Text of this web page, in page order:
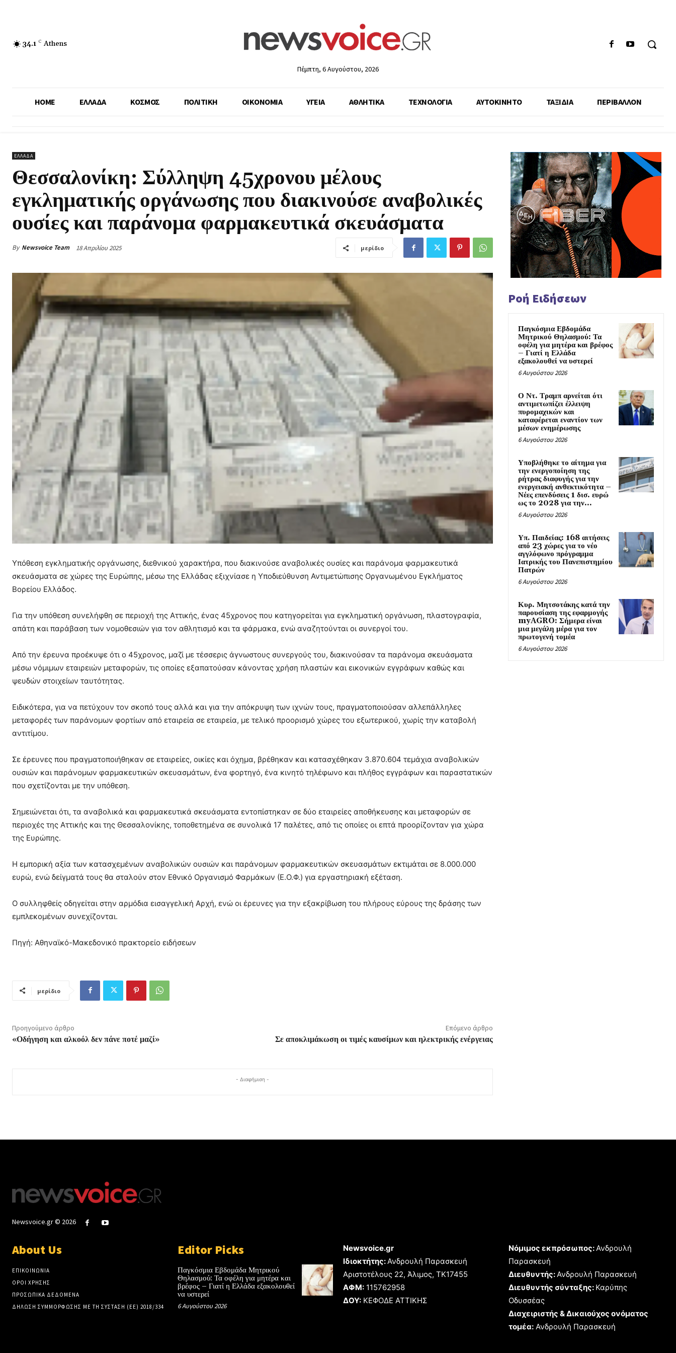
34.1 C Athens
Πέμπτη, 6 Αυγούστου, 2026
HOME ΕΛΛΑΔΑ ΚΟΣΜΟΣ ΠΟΛΙΤΙΚΗ ΟΙΚΟΝΟΜΙΑ ΥΓΕΙΑ ΑΘΛΗΤΙΚΑ ΤΕΧΝΟΛΟΓΙΑ ΑΥΤΟΚΙΝΗΤΟ ΤΑΞΙΔΙΑ ΠΕΡΙΒΑΛΛΟΝ
ΕΛΛΑΔΑ
Θεσσαλονίκη: Σύλληψη 45χρονου μέλους
εγκληματικής οργάνωσης που διακινούσε αναβολικές
ουσίες και παράνομα φαρμακευτικά σκευάσματα
By Newsvoice Team 18 Απριλίου 2025 μερίδιο
Υπόθεση εγκληματικής οργάνωσης, διεθνικού χαρακτήρα, που διακινούσε αναβολικές ουσίες και παράνομα φαρμακευτικά
σκευάσματα σε χώρες της Ευρώπης, μέσω της Ελλάδας εξιχνίασε η Υποδιεύθυνση Αντιμετώπισης Οργανωμένου Εγκλήματος
Βορείου Ελλάδος.
Για την υπόθεση συνελήφθη σε περιοχή της Αττικής, ένας 45χρονος που κατηγορείται για εγκληματική οργάνωση, πλαστογραφία,
απάτη και παράβαση των νομοθεσιών για τον αθλητισμό και τα φάρμακα, ενώ αναζητούνται οι συνεργοί του.
Από την έρευνα προέκυψε ότι ο 45χρονος, μαζί με τέσσερις άγνωστους συνεργούς του, διακινούσαν τα παράνομα σκευάσματα
μέσω νόμιμων εταιρειών μεταφορών, τις οποίες εξαπατούσαν κάνοντας χρήση πλαστών και εικονικών εγγράφων καθώς και
ψευδών στοιχείων ταυτότητας.
Ειδικότερα, για να πετύχουν τον σκοπό τους αλλά και για την απόκρυψη των ιχνών τους, πραγματοποιούσαν αλλεπάλληλες
μεταφορές των παράνομων φορτίων από εταιρεία σε εταιρεία, με τελικό προορισμό χώρες του εξωτερικού, χωρίς την καταβολή
αντιτίμου.
Σε έρευνες που πραγματοποιήθηκαν σε εταιρείες, οικίες και όχημα, βρέθηκαν και κατασχέθηκαν 3.870.604 τεμάχια αναβολικών
ουσιών και παράνομων φαρμακευτικών σκευασμάτων, ένα φορτηγό, ένα κινητό τηλέφωνο και πλήθος εγγράφων και παραστατικών
που σχετίζονται με την υπόθεση.
Σημειώνεται ότι, τα αναβολικά και φαρμακευτικά σκευάσματα εντοπίστηκαν σε δύο εταιρείες αποθήκευσης και μεταφορών σε
περιοχές της Αττικής και της Θεσσαλονίκης, τοποθετημένα σε συνολικά 17 παλέτες, από τις οποίες οι επτά προορίζονταν για χώρα
της Ευρώπης.
Η εμπορική αξία των κατασχεμένων αναβολικών ουσιών και παράνομων φαρμακευτικών σκευασμάτων εκτιμάται σε 8.000.000
ευρώ, ενώ δείγματά τους θα σταλούν στον Εθνικό Οργανισμό Φαρμάκων (Ε.Ο.Φ.) για εργαστηριακή εξέταση.
Ο συλληφθείς οδηγείται στην αρμόδια εισαγγελική Αρχή, ενώ οι έρευνες για την εξακρίβωση του πλήρους εύρους της δράσης των
εμπλεκομένων συνεχίζονται.
Πηγή: Αθηναϊκό-Μακεδονικό πρακτορείο ειδήσεων
μερίδιο
Προηγούμενο άρθρο
«Οδήγηση και αλκοόλ δεν πάνε ποτέ μαζί»
Επόμενο άρθρο
Σε αποκλιμάκωση οι τιμές καυσίμων και ηλεκτρικής ενέργειας
- Διαφήμιση -
Ροή Ειδήσεων
Παγκόσμια Εβδομάδα
Μητρικού Θηλασμού: Τα
οφέλη για μητέρα και βρέφος
– Γιατί η Ελλάδα
εξακολουθεί να υστερεί
6 Αυγούστου 2026
Ο Ντ. Τραμπ αρνείται ότι
αντιμετωπίζει έλλειψη
πυρομαχικών και
καταφέρεται εναντίον των
μέσων ενημέρωσης
6 Αυγούστου 2026
Υποβλήθηκε το αίτημα για
την ενεργοποίηση της
ρήτρας διαφυγής για την
ενεργειακή ανθεκτικότητα –
Νέες επενδύσεις 1 δισ. ευρώ
ως το 2028 για την...
6 Αυγούστου 2026
Υπ. Παιδείας: 168 αιτήσεις
από 23 χώρες για το νέο
αγγλόφωνο πρόγραμμα
Ιατρικής του Πανεπιστημίου
Πατρών
6 Αυγούστου 2026
Κυρ. Μητσοτάκης κατά την
παρουσίαση της εφαρμογής
myAGRO: Σήμερα είναι
μια μεγάλη μέρα για τον
πρωτογενή τομέα
6 Αυγούστου 2026
Newsvoice.gr © 2026
About Us
ΕΠΙΚΟΙΝΩΝΙΑ
ΟΡΟΙ ΧΡΗΣΗΣ
ΠΡΟΣΩΠΙΚΑ ΔΕΔΟΜΕΝΑ
ΔΗΛΩΣΗ ΣΥΜΜΟΡΦΩΣΗΣ ΜΕ ΤΗ ΣΥΣΤΑΣΗ (ΕΕ) 2018/334
Editor Picks
Παγκόσμια Εβδομάδα Μητρικού
Θηλασμού: Τα οφέλη για μητέρα και
βρέφος – Γιατί η Ελλάδα εξακολουθεί
να υστερεί
6 Αυγούστου 2026
Newsvoice.gr
Ιδιοκτήτης:Ανδρουλή Παρασκευή
Αριστοτέλους 22, Άλιμος, TK17455
ΑΦΜ: 115762958
ΔΟΥ: ΚΕΦΟΔΕ ΑΤΤΙΚΗΣ
Νόμιμος εκπρόσωπος:Ανδρουλή
Παρασκευή
Διευθυντής:Ανδρουλή Παρασκευή
Διευθυντής σύνταξης: Καρύπης
Οδυσσέας
Διαχειριστής & Δικαιούχος ονόματος
τομέα: Ανδρουλή Παρασκευή